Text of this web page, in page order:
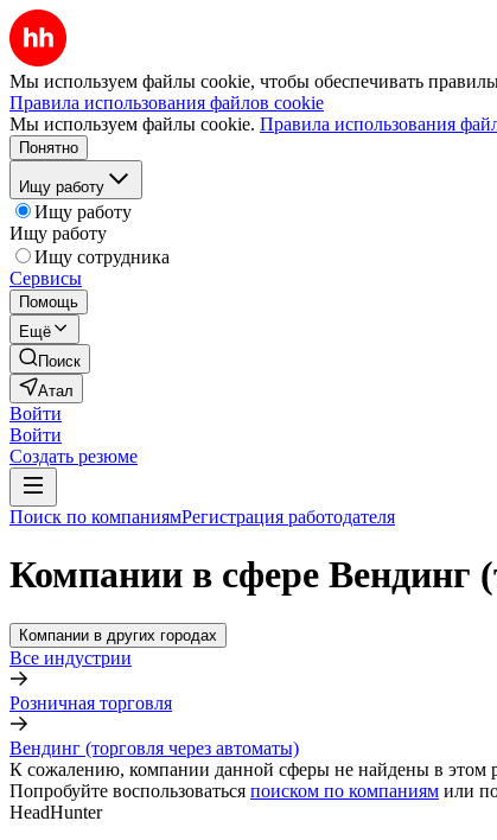
Мы используем файлы cookie, чтобы обеспечивать
Правила использования файлов cookie
Мы используем файлы cookie. Правила использования
Понятно
Ищу работу
Ищу работу
Ищу работу
Ищу сотрудника
Сервисы
Помощь
Ещё
Поиск
Атал
Войти
Войти
Создать резюме
Поиск по компаниямРегистрация работодателя
Компании в сфере Вендинг
Компании в других городах
Все индустрии
Розничная торговля
Вендинг (торговля через автоматы)
К сожалению, компании данной сферы не найдены в этом
Попробуйте воспользоваться поиском по компаниям или
HeadHunter